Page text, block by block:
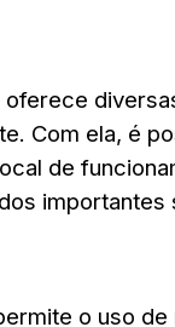
Com ela, é
de
importantes
o uso